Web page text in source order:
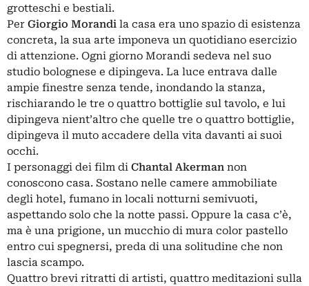
grotteschi e bestiali.
Per Giorgio Morandi la casa era uno spazio di esistenza
concreta, la sua arte imponeva un quotidiano esercizio
di attenzione. Ogni giorno Morandi sedeva nel suo
studio bolognese e dipingeva. La luce entrava dalle
ampie finestre senza tende, inondando la stanza,
rischiarando le tre o quattro bottiglie sul tavolo, e lui
dipingeva nient’altro che quelle tre o quattro bottiglie,
dipingeva il muto accadere della vita davanti ai suoi
occhi.
I personaggi dei film di Chantal Akerman non
conoscono casa. Sostano nelle camere ammobiliate
degli hotel, fumano in locali notturni semivuoti,
aspettando solo che la notte passi. Oppure la casa c’è,
ma è una prigione, un mucchio di mura color pastello
entro cui spegnersi, preda di una solitudine che non
lascia scampo.
Quattro brevi ritratti di artisti, quattro meditazioni sulla